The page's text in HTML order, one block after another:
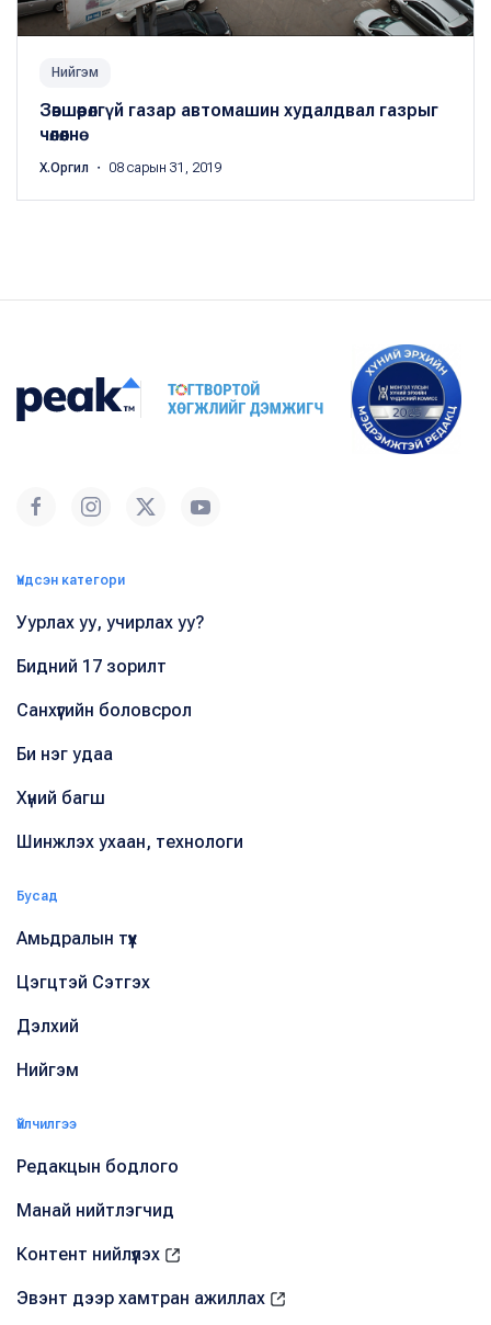
Нийгэм
Зөвшөөрөлгүй газар автомашин худалдвал газрыг
чөлөөлнө
Х.Оргил ・ 08 сарын 31, 2019
Үндсэн категори
Уурлах уу, учирлах уу?
Бидний 17 зорилт
Санхүүгийн боловсрол
Би нэг удаа
Хүний багш
Шинжлэх ухаан, технологи
Бусад
Амьдралын түүх
Цэгцтэй Сэтгэх
Дэлхий
Нийгэм
Үйлчилгээ
Редакцын бодлого
Манай нийтлэгчид
Контент нийлүүлэх
Эвэнт дээр хамтран ажиллах